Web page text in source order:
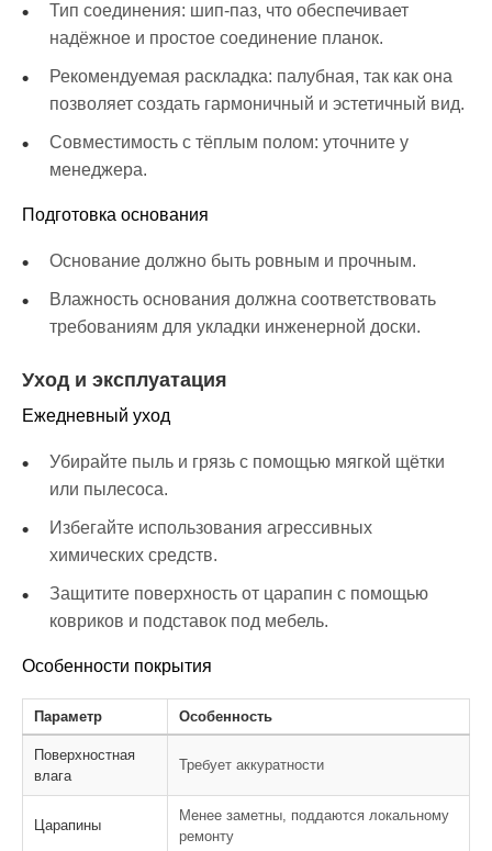
Тип соединения: шип-паз, что обеспечивает
надёжное и простое соединение планок.
Рекомендуемая раскладка: палубная, так как она
позволяет создать гармоничный и эстетичный вид.
Совместимость с тёплым полом: уточните у
менеджера.
Подготовка основания
Основание должно быть ровным и прочным.
Влажность основания должна соответствовать
требованиям для укладки инженерной доски.
Уход и эксплуатация
Ежедневный уход
Убирайте пыль и грязь с помощью мягкой щётки
или пылесоса.
Избегайте использования агрессивных
химических средств.
Защитите поверхность от царапин с помощью
ковриков и подставок под мебель.
Особенности покрытия
Параметр Особенность
Поверхностная
влага
Требует аккуратности
Царапины
Менее заметны, поддаются локальному
ремонту